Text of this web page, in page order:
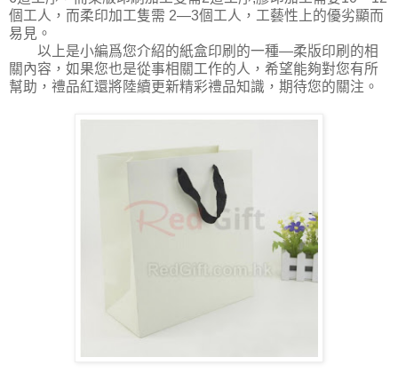
個工人，而柔印加工隻需 2—3個工人，工藝性上的優劣顯而
易見。
以上是小編爲您介紹的紙盒印刷的一種—柔版印刷的相
關內容，如果您也是從事相關工作的人，希望能夠對您有所
幫助，禮品紅還將陸續更新精彩禮品知識，期待您的關注。